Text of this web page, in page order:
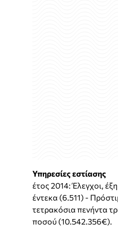
Υπηρεσίες εστίασης
έτος 2014: Έλεγχοι,
έντεκα (6.511) -
τετρακόσια πενήντα
ποσού (10.542.356€).